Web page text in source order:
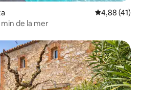
Évaluation
4,88 (41)
min de la mer